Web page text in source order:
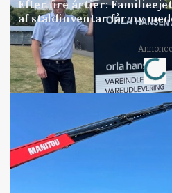
Efter fire årtier:
af staldinventar får ny
Annonce
Loading...